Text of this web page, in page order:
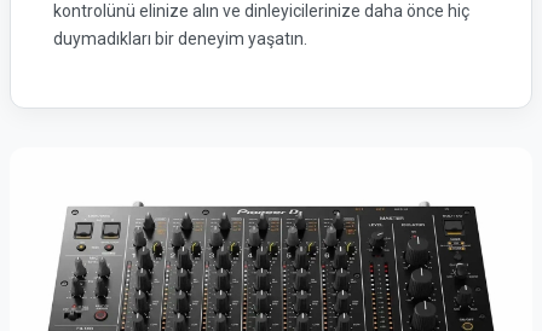
kontrolünü elinize alın ve dinleyicilerinize daha önce hiç
duymadıkları bir deneyim yaşatın.